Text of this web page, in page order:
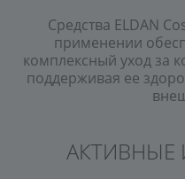
Cредства ELDAN
применении
комплексный уход за
поддерживая ее
АКТИВНЫЕ